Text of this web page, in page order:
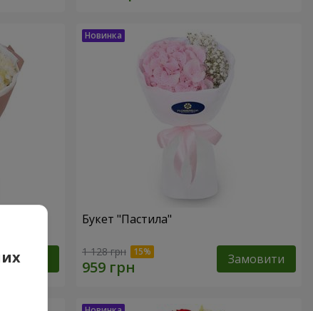
Букет "Пастила"
1 128 грн Замовити